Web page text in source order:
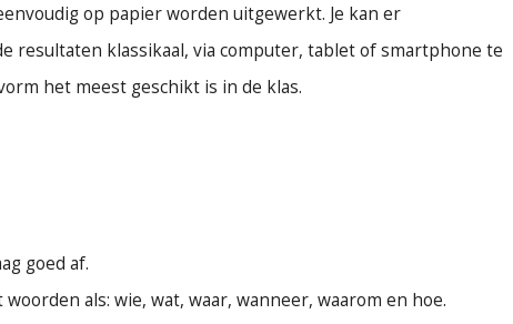
op papier worden uitgewerkt. Je kan er
resultaten klassikaal, via computer, tablet of smartphone te
het meest geschikt is in de klas.
goed af.
als: wie, wat, waar, wanneer, waarom en hoe.